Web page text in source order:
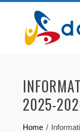
content
2025-
Home